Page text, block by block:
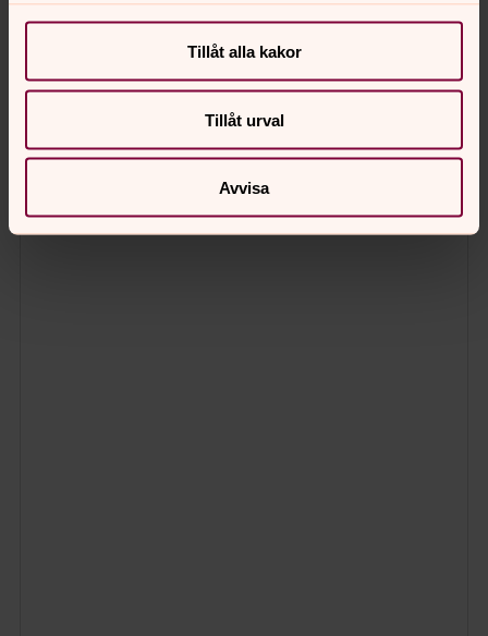
Tillåt alla kakor
Tillåt urval
Avvisa